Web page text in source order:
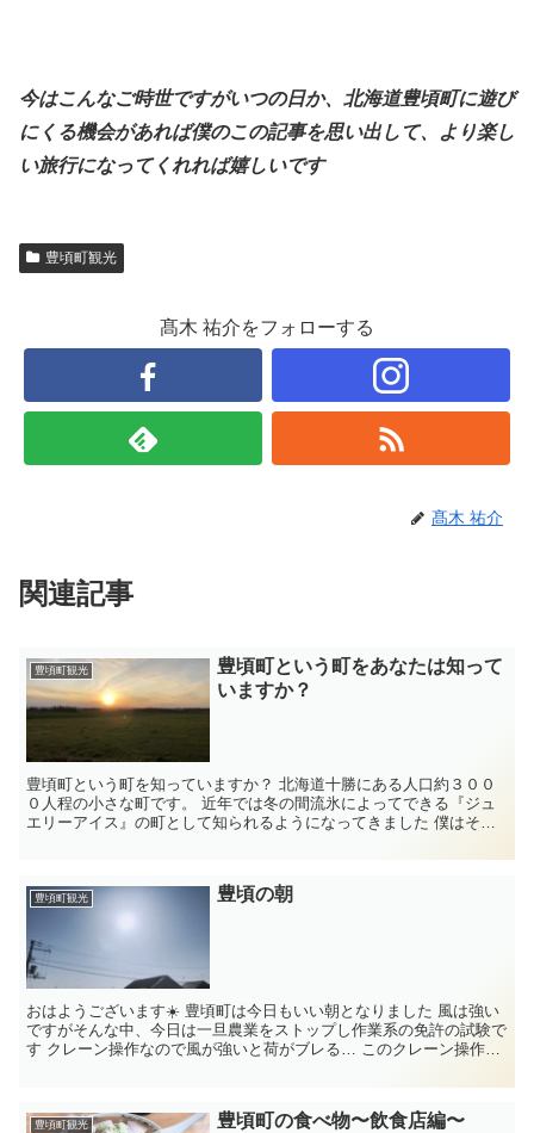
今はこんなご時世ですがいつの日か、北海道豊頃町に遊び
にくる機会があれば僕のこの記事を思い出して、より楽し
い旅行になってくれれば嬉しいです
豊頃町観光
髙木 祐介をフォローする
髙木 祐介
関連記事
豊頃町観光
豊頃町という町をあなたは知って
いますか？
豊頃町という町を知っていますか？ 北海道十勝にある人口約３００
０人程の小さな町です。 近年では冬の間流氷によってできる『ジュ
エリーアイス』の町として知られるようになってきました 僕はそん
豊頃町観光 豊頃の朝
おはようございます☀️ 豊頃町は今日もいい朝となりました 風は強い
ですがそんな中、今日は一旦農業をストップし作業系の免許の試験で
す クレーン操作なので風が強いと荷がブレる… このクレーン操作が
豊頃町観光 豊頃町の食べ物〜飲食店編〜